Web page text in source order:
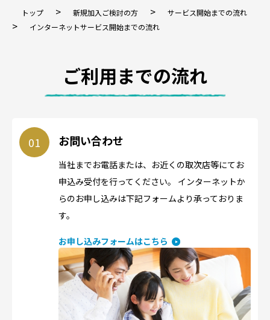
トップ > 新規加入ご検討の方 > サービス開始までの流れ
> インターネットサービス開始までの流れ
ご利用までの流れ
お問い合わせ
当社までお電話または、お近くの取次店等にてお
申込み受付を行ってください。 インターネットか
らのお申し込みは下記フォームより承っておりま
す。
お申し込みフォームはこちら